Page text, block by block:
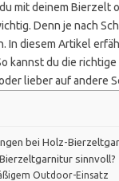
mit deinem Bierzelt
Denn je nach
In diesem Artikel
kannst du die
lieber auf andere
bei Holz-
sinnvoll?
Outdoor-Einsatz